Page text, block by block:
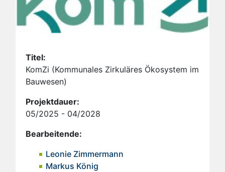
Titel:
KomZi (Kommunales Zirkuläres Ökosystem im
Bauwesen)
Projektdauer:
05/2025 - 04/2028
Bearbeitende:
Leonie Zimmermann
Markus König